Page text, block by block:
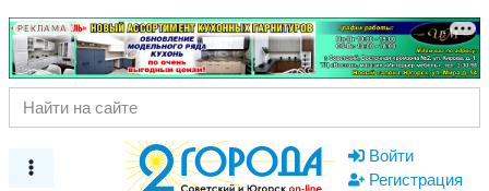
РЕКЛАМА
Войти
Регистрация